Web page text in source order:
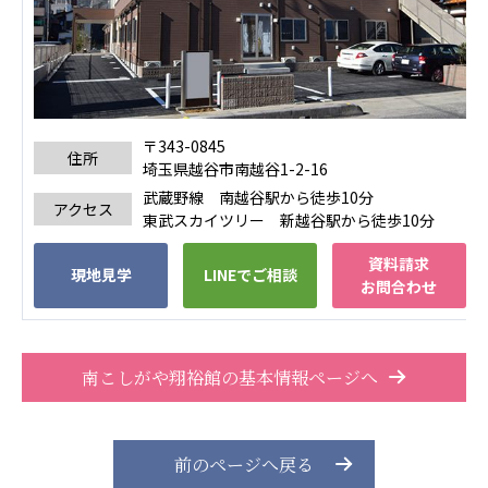
あげお共生の家
医療法人 京都翔医会
西京都病院
洛桂の郷
訪問看護ステーション秋桜
ファミリエール吉祥院
教育（共に生きる仲間達）
学校法人明星学園 関東福祉専門学校
明星幼稚園 志学会高等学校
住所
〒343-0845
埼玉県越谷市南越谷1-2-16
アクセス
武蔵野線 南越谷駅から徒歩10分
東武スカイツリー 新越谷駅から徒歩10分
現地見学 LINEでご相談
資料請求
お問合わせ
南こしがや翔裕館の基本情報ページへ
前のページへ戻る